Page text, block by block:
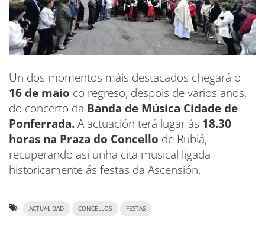
Un dos momentos máis destacados chegará o
16 de maio co regreso, despois de varios anos,
do concerto da Banda de Música Cidade de
Ponferrada.A actuación terá lugar ás 18.30
horas na Praza do Concello de Rubiá,
recuperando así unha cita musical ligada
historicamente ás festas da Ascensión.
ACTUALIDAD CONCELLOS FESTAS